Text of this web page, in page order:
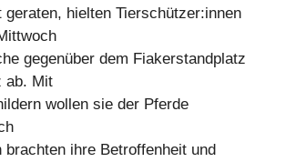
geraten, hielten Tierschützer:innen
gegenüber dem Fiakerstandplatz
ab. Mit
wollen sie der Pferde
brachten ihre Betroffenheit und